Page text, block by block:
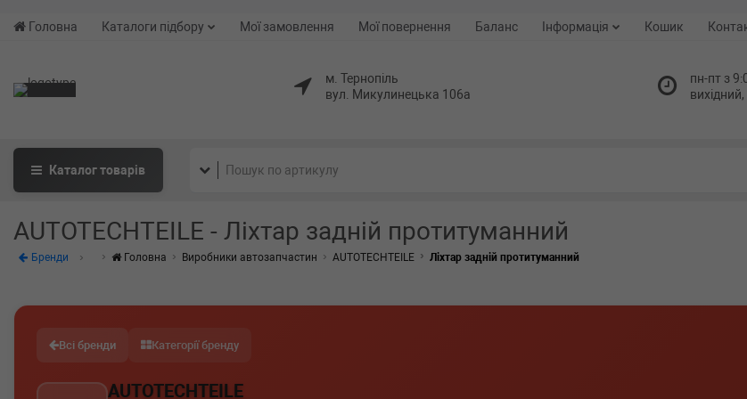
Головна Каталоги підбору Мої замовлення Мої повернення Баланс Інформація Кошик
м. Тернопіль
вул. Микулинецька 106а
пн-пт з
Каталогтоварів
AUTOTECHTEILE - Ліхтар задній протитуманний
Бренди Головна Виробники автозапчастин AUTOTECHTEILE Ліхтар задній протитуманний
Всі бренди Категорії бренду
AUTOTECHTEILE